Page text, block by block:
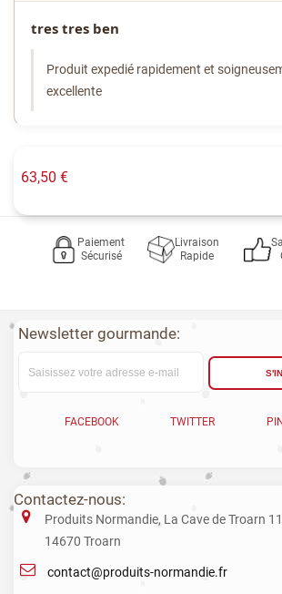
tres tres ben
Produit expedié rapidement et
excellente
63,50 €
Paiement
Sécurisé
Livraison
Rapide
Newsletter gourmande:
FACEBOOK TWITTER
Contactez-nous:
Produits Normandie, La Cave de Troarn
14670 Troarn
contact@produits-normandie.fr